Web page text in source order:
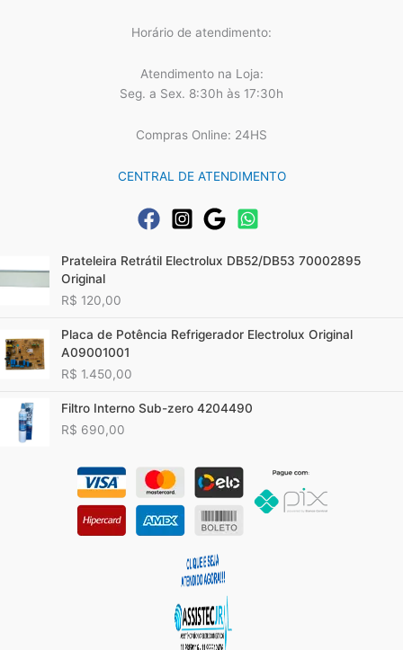
Horário de atendimento:
Atendimento na Loja:
Seg. a Sex. 8:30h às 17:30h
Compras Online: 24HS
CENTRAL DE ATENDIMENTO
Prateleira Retrátil Electrolux DB52/DB53 70002895
Original
R$ 120,00
Placa de Potência Refrigerador Electrolux Original
A09001001
R$ 1.450,00
Filtro Interno Sub-zero 4204490
R$ 690,00